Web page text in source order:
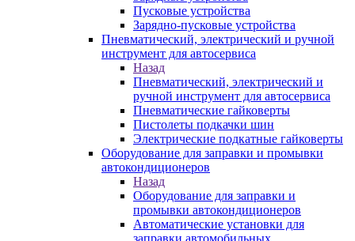
Пусковые устройства
Зарядно-пусковые устройства
Пневматический, электрический и ручной
инструмент для автосервиса
Назад
Пневматический, электрический и
ручной инструмент для автосервиса
Пневматические гайковерты
Пистолеты подкачки шин
Электрические подкатные гайковерты
Оборудование для заправки и промывки
автокондиционеров
Назад
Оборудование для заправки и
промывки автокондиционеров
Автоматические установки для
заправки автомобильных